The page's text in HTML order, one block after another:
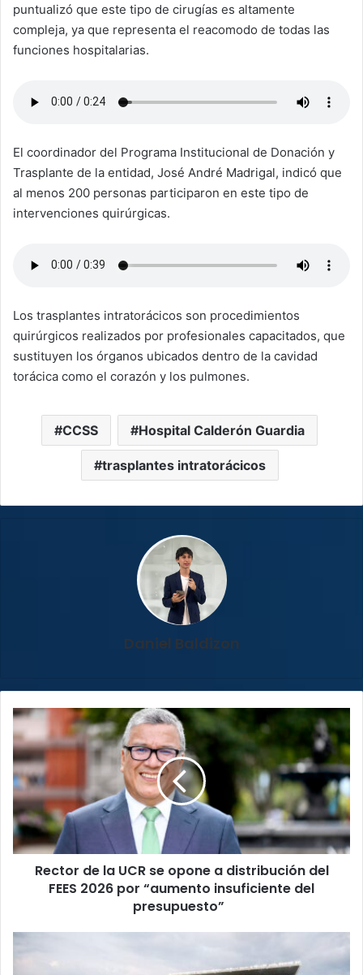
puntualizó que este tipo de cirugías es altamente
compleja, ya que representa el reacomodo de todas las
funciones hospitalarias.
El coordinador del Programa Institucional de Donación y
Trasplante de la entidad, José André Madrigal, indicó que
al menos 200 personas participaron en este tipo de
intervenciones quirúrgicas.
Los trasplantes intratorácicos son procedimientos
quirúrgicos realizados por profesionales capacitados, que
sustituyen los órganos ubicados dentro de la cavidad
torácica como el corazón y los pulmones.
CCSS Hospital Calderón Guardia
trasplantes intratorácicos
Daniel Baldizon
Rector
de
la
UCR
se
opone
a
distribución
del
FEESRector de la UCR se opone a distribución del
FEES 2026 por “aumento insuficiente del
presupuesto”
Nacional: